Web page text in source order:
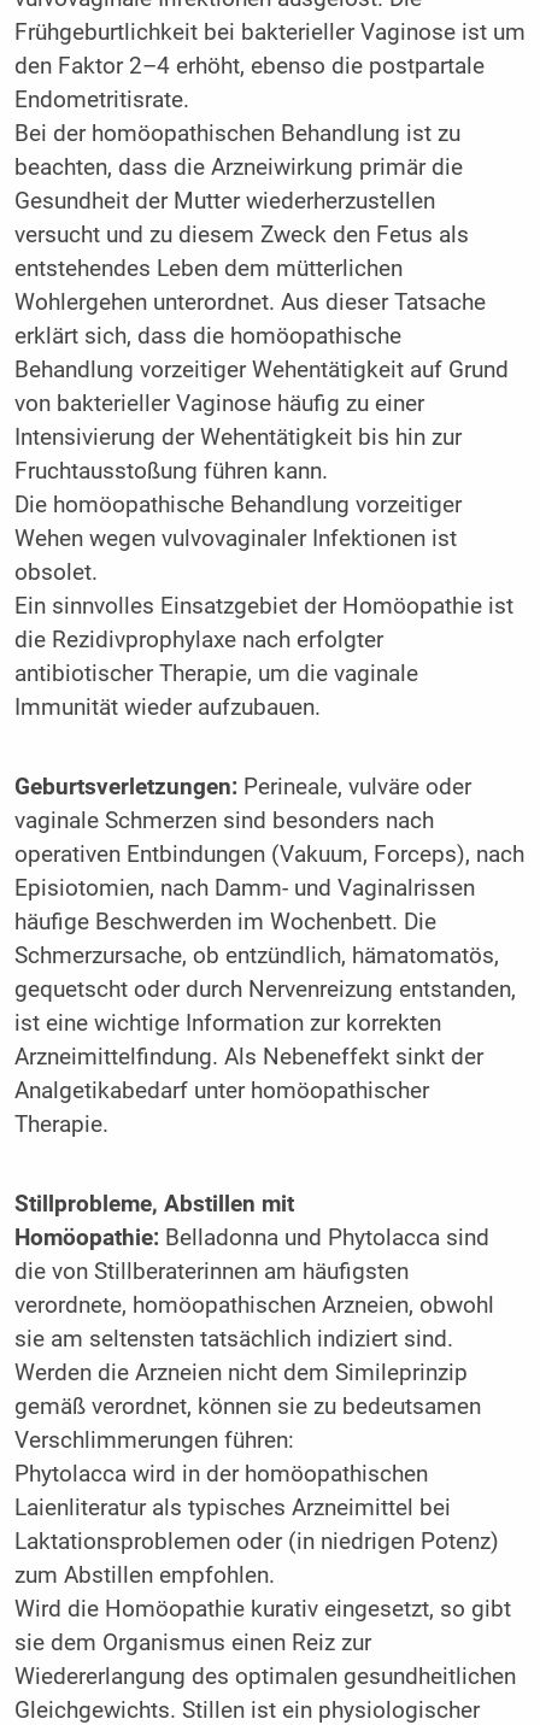
Frühgeburtlichkeit bei bakterieller Vaginose ist um
den Faktor 2–4 erhöht, ebenso die postpartale
Endometritisrate.
Bei der homöopathischen Behandlung ist zu
beachten, dass die Arzneiwirkung primär die
Gesundheit der Mutter wiederherzustellen
versucht und zu diesem Zweck den Fetus als
entstehendes Leben dem mütterlichen
Wohlergehen unterordnet. Aus dieser Tatsache
erklärt sich, dass die homöopathische
Behandlung vorzeitiger Wehentätigkeit auf Grund
von bakterieller Vaginose häufig zu einer
Intensivierung der Wehentätigkeit bis hin zur
Fruchtausstoßung führen kann.
Die homöopathische Behandlung vorzeitiger
Wehen wegen vulvovaginaler Infektionen ist
obsolet.
Ein sinnvolles Einsatzgebiet der Homöopathie ist
die Rezidivprophylaxe nach erfolgter
antibiotischer Therapie, um die vaginale
Immunität wieder aufzubauen.
Geburtsverletzungen:Perineale, vulväre oder
vaginale Schmerzen sind besonders nach
operativen Entbindungen (Vakuum, Forceps), nach
Episiotomien, nach Damm- und Vaginalrissen
häufige Beschwerden im Wochenbett. Die
Schmerzursache, ob entzündlich, hämatomatös,
gequetscht oder durch Nervenreizung entstanden,
ist eine wichtige Information zur korrekten
Arzneimittelfindung. Als Nebeneffekt sinkt der
Analgetikabedarf unter homöopathischer
Therapie.
Stillprobleme, Abstillen mit
Homöopathie:Belladonna und Phytolacca sind
die von Stillberaterinnen am häufigsten
verordnete, homöopathischen Arzneien, obwohl
sie am seltensten tatsächlich indiziert sind.
Werden die Arzneien nicht dem Simileprinzip
gemäß verordnet, können sie zu bedeutsamen
Verschlimmerungen führen:
Phytolacca wird in der homöopathischen
Laienliteratur als typisches Arzneimittel bei
Laktationsproblemen oder (in niedrigen Potenz)
zum Abstillen empfohlen.
Wird die Homöopathie kurativ eingesetzt, so gibt
sie dem Organismus einen Reiz zur
Wiedererlangung des optimalen gesundheitlichen
Gleichgewichts. Stillen ist ein physiologischer